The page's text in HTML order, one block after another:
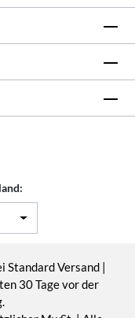
Standard Versand |
30 Tage vor der